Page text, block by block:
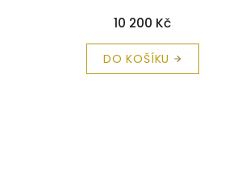
10 200 Kč
DO KOŠÍKU